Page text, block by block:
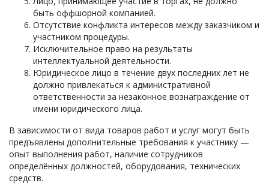
быть оффшорной компанией.
Отсутствие конфликта интересов между заказчиком и
участником процедуры.
Исключительное право на результаты
интеллектуальной деятельности.
Юридическое лицо в течение двух последних лет не
должно привлекаться к административной
ответственности за незаконное вознаграждение от
имени юридического лица.
В зависимости от вида товаров работ и услуг могут быть
предъявлены дополнительные требования к участнику —
опыт выполнения работ, наличие сотрудников
определённых должностей, оборудования, технических
средств.